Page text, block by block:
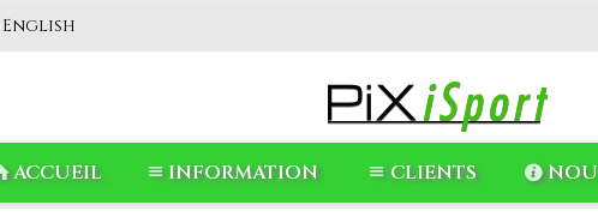
English
ACCUEIL INFORMATION CLIENTS